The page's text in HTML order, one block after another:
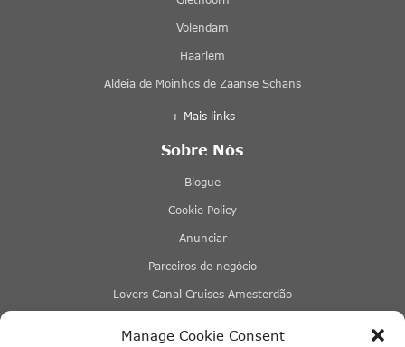
Manage Cookie Consent
Volendam
Haarlem
Aldeia de Moinhos de Zaanse Schans
+ Mais links
Sobre Nós
Blogue
Cookie Policy
Anunciar
Parceiros de negócio
Lovers Canal Cruises Amesterdão